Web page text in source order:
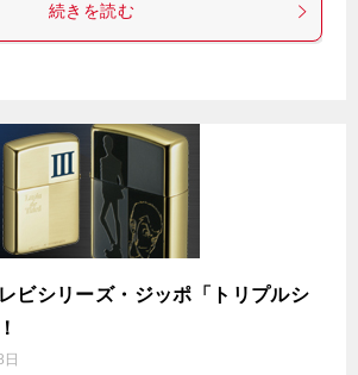
続きを読む
ビシリーズ・ジッポ「トリプルシ